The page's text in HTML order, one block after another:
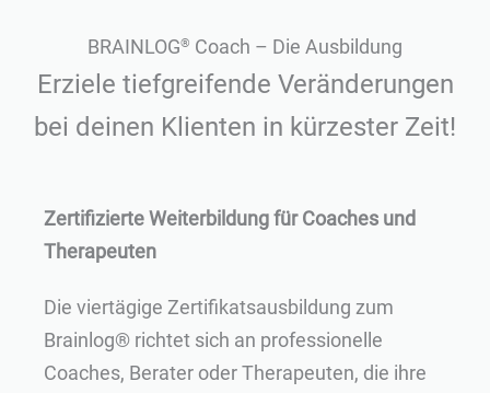
BRAINLOG® Coach – Die Ausbildung
Erziele tiefgreifende Veränderungen
bei deinen Klienten in kürzester Zeit!
Zertifizierte Weiterbildung für Coaches und
Therapeuten
Die viertägige Zertifikatsausbildung zum
Brainlog® richtet sich an professionelle
Coaches, Berater oder Therapeuten, die ihre